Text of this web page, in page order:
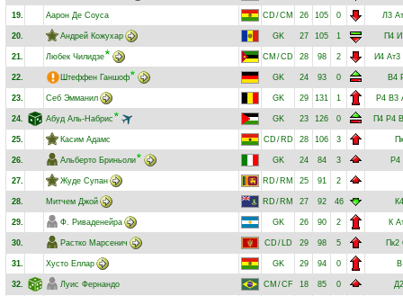
19. Аарон Де Соуса CD /CM 26 105 0 Л3
20. Андрей Кожухар GK 27 105 1 П4 И
21. Любек Чилидзе CM /CD 28 98 2 И4 Ат3
22. Штеффен Ганшоф GK 24 93 0 В4
23. Себ Эмманил GK 29 131 1 Р4 В3
24. Абуд Аль-Набрис GK 23 126 0 П4 Р4
25. Касим Адамс CD / RD 28 106 3 Пк
26. Альберто Бриньоли GK 24 84 3 Р4
27. Жуде Супан RD / RM 25 91 2
28. Митчем Джой RD / RM 27 92 46 К4
29. Ф. Риваденейра GK 26 90 2 К
30. Растко Марсенич CD / LD 29 98 5 Пк2
31. Хусто Еллар GK 29 94 0 В
32. Луис Фернандо CM /CF 18 85 0 Д2